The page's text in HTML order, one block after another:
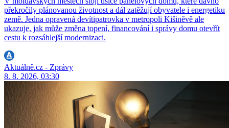
překročily plánovanou životnost a dál zatěžují obyvatele i energetiku
země. Jedna opravená devítipatrovka v metropoli Kišiněvě ale
ukazuje, jak může změna topení, financování i správy domu otevřít
cestu k rozsáhlejší modernizaci.
Aktuálně.cz - Zprávy
8. 8. 2026, 03:30